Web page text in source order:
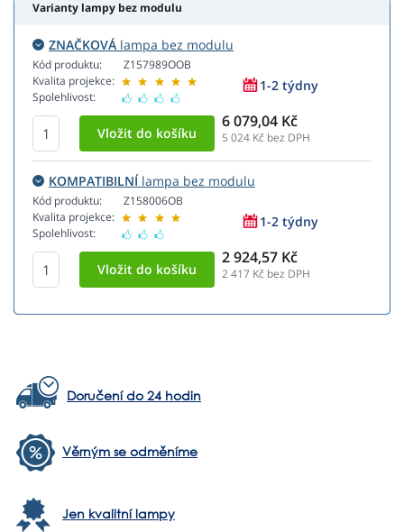
Varianty lampy bez modulu
ZNAČKOVÁ lampa bez modulu
Kód produktu:
Kvalita projekce:
Spolehlivost:
Z157989OOB
1-2 týdny
6 079,04 Kč
5 024 Kč bez DPH
KOMPATIBILNÍlampa bez modulu
Kód produktu:
Kvalita projekce:
Spolehlivost:
Z158006OB
1-2 týdny
2 924,57 Kč
2 417 Kč bez DPH
Doručení do 24 hodin
Věrným se odměníme
Jen kvalitní lampy